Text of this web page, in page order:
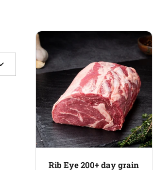
Rib Eye 200+ day grain